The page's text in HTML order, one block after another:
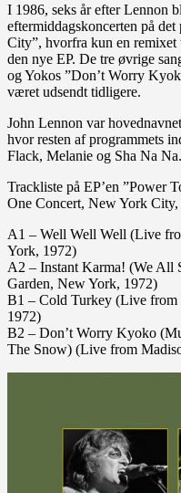
I 1986, seks år efter Lennon
eftermiddagskoncerten på
City”, hvorfra kun en remixet
den nye EP. De tre øvrige
og Yokos ”Don’t Worry
været udsendt tidligere.
John Lennon var
hvor resten af programmets
Flack, Melanie og Sha Na Na.
Trackliste på EP’en ”Power
One Concert, New York City,
A1 – Well Well Well (Live
York, 1972)
A2 – Instant Karma! (We All
Garden, New York, 1972)
B1 – Cold Turkey (Live from
1972)
B2 – Don’t Worry Kyoko
The Snow) (Live from